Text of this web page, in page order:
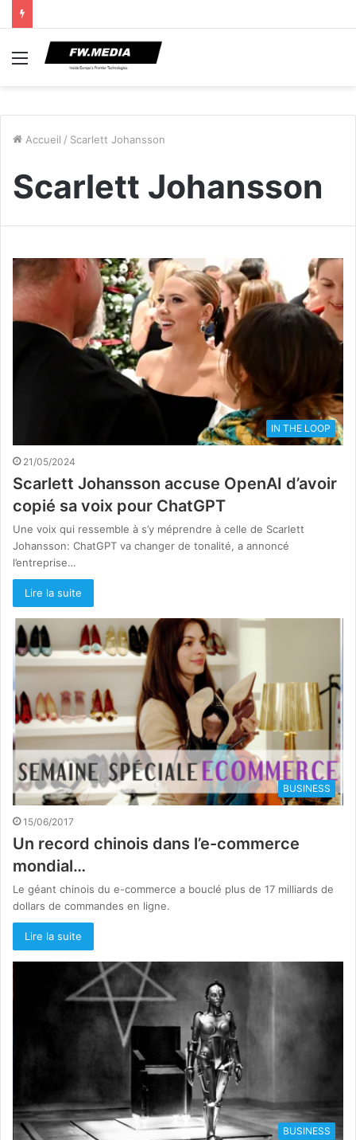
Menu
Accueil / Scarlett Johansson
Scarlett Johansson
IN THE LOOP
21/05/2024
Scarlett Johansson accuse OpenAI d’avoir
copié sa voix pour ChatGPT
Une voix qui ressemble à s’y méprendre à celle de Scarlett
Johansson: ChatGPT va changer de tonalité, a annoncé
l’entreprise…
Lire la suite
BUSINESS
15/06/2017
Un record chinois dans l’e-commerce
mondial…
Le géant chinois du e-commerce a bouclé plus de 17 milliards de
dollars de commandes en ligne.
Lire la suite
BUSINESS